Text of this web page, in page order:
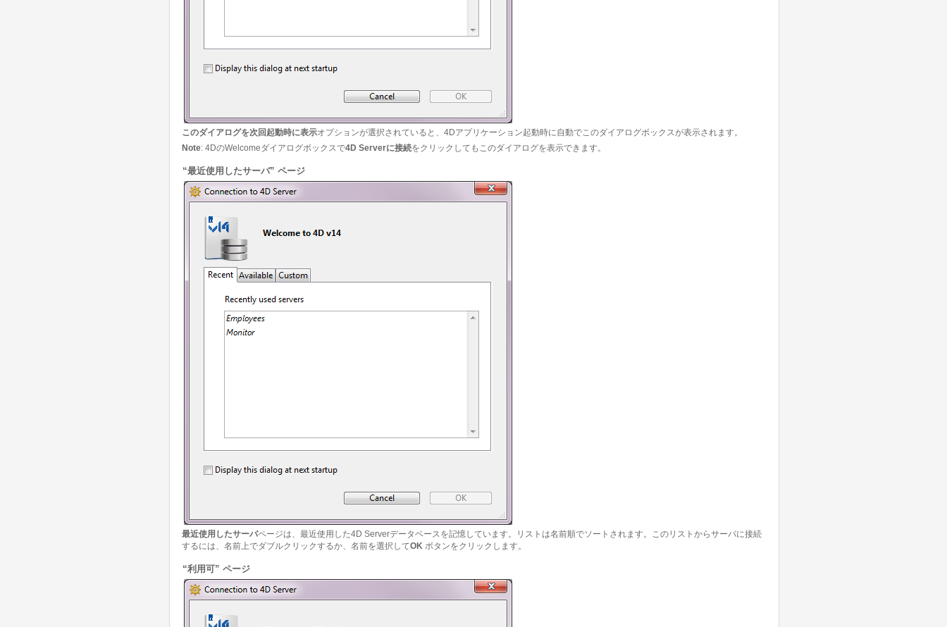
このダイアログを次回起動時に表示オプションが選択されていると、4Dアプリケーション起動時に自動でこのダイアログボックスが表示されます。
Note: 4DのWelcomeダイアログボックスで4D Serverに接続をクリックしてもこのダイアログを表示できます。
“最近使用したサーバ” ページ
最近使用したサーバページは、最近使用した4D Serverデータベースを記憶しています。リストは名前順でソートされます。このリストからサーバに接続
するには、名前上でダブルクリックするか、名前を選択してOK ボタンをクリックします。
“利用可” ページ